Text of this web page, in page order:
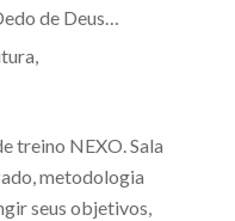
de Deus…
treino NEXO. Sala
metodologia
seus objetivos,